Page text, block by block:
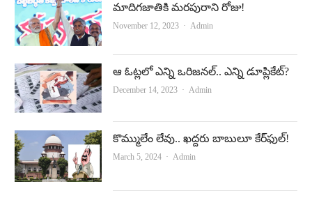
మాదిగజాతికి మరపురాని రోజు!
November 12, 2023 Author
Admin
ఆ ఓట్ల‌లో ఎన్ని ఒరిజ‌న‌ల్‌.. ఎన్ని డూప్లికేట్‌?
December 14, 2023 Author
Admin
కొమ్ములేం లేవు.. ఖ‌ద్ద‌రు బాబులూ కేర్‌ఫుల్‌!
March 5, 2024 Author
Admin